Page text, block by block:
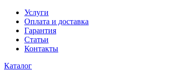
Услуги
Оплата и доставка
Гарантия
Статьи
Контакты
Каталог